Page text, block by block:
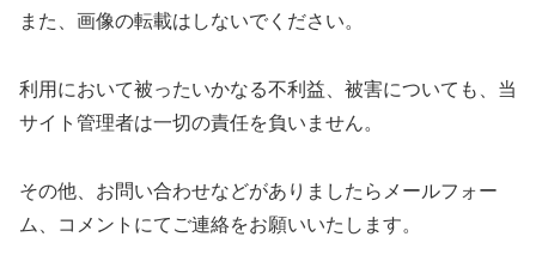
また、画像の転載はしないでください。
利用において被ったいかなる不利益、被害についても、当
サイト管理者は一切の責任を負いません。
その他、お問い合わせなどがありましたらメールフォー
ム、コメントにてご連絡をお願いいたします。